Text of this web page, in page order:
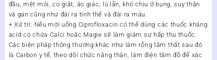
đầu, mệt mỏi, co giật, ảo giác, lú lẫn, khó chịu ở bụng, suy thận
và gan cũng như đái ra tinh thể và đái ra máu.
+ Xử trí: Nếu mới uống Ciprofloxacin có thể dùng các thuốc kháng
acid có chứa Calci hoặc Magie sẽ làm giảm sự hấp thu thuốc.
Các biện pháp thông thường khác như làm rỗng tâm thất sau đó
là Carbon y tế, theo dõi chức năng thận, làm điện tâm đồ để xác